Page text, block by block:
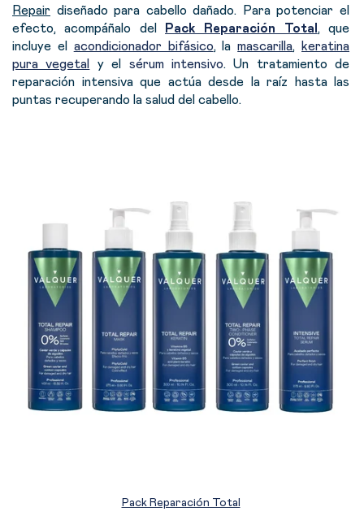
Repair diseñado para cabello dañado.
Para potenciar el
efecto, acompáñalo del
Pack Reparación Total , que
incluye el acondicionador bifásico, lamascarilla,
keratina
pura vegetal
y el sérum intensivo. Un tratamiento de
reparación intensiva que actúa desde la raíz hasta las
puntas recuperando la salud del cabello.
Pack Reparación Total